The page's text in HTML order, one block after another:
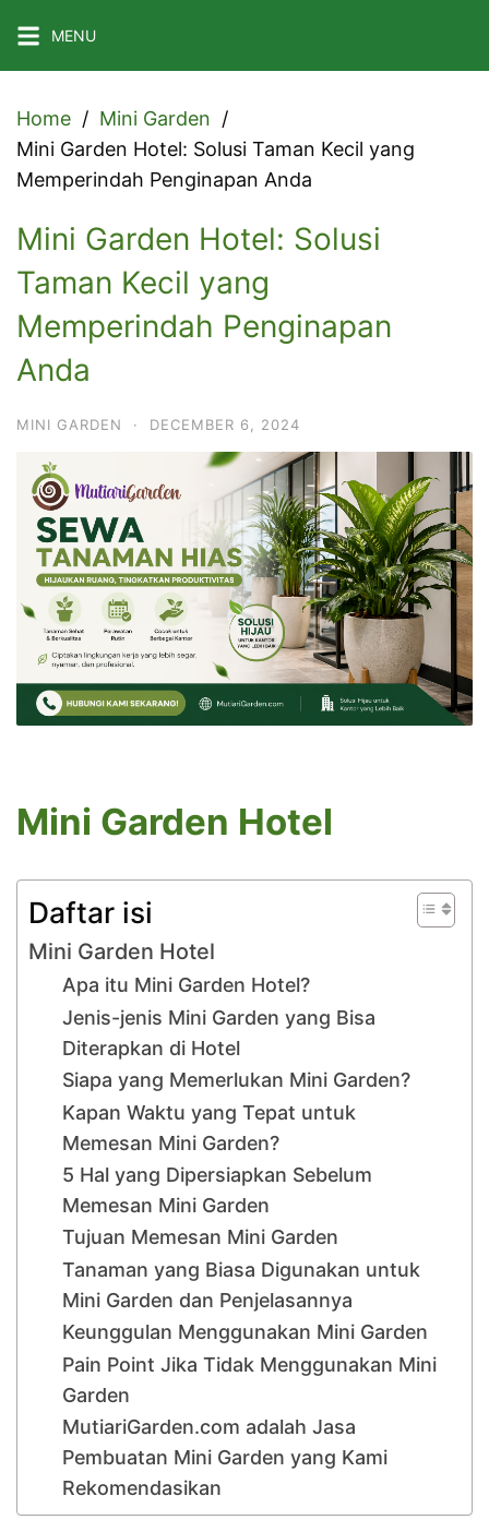
to
MENU
Home
Mini Garden
Mini Garden Hotel: Solusi Taman Kecil yang
Memperindah Penginapan Anda
Mini Garden Hotel: Solusi
Taman Kecil yang
Memperindah Penginapan
Anda
MINI GARDEN · DECEMBER 6, 2024
Mini Garden Hotel
Daftar isi
Mini Garden Hotel
Apa itu Mini Garden Hotel?
Jenis-jenis Mini Garden yang Bisa
Diterapkan di Hotel
Siapa yang Memerlukan Mini Garden?
Kapan Waktu yang Tepat untuk
Memesan Mini Garden?
5 Hal yang Dipersiapkan Sebelum
Memesan Mini Garden
Tujuan Memesan Mini Garden
Tanaman yang Biasa Digunakan untuk
Mini Garden dan Penjelasannya
Keunggulan Menggunakan Mini Garden
Pain Point Jika Tidak Menggunakan Mini
Garden
MutiariGarden.com adalah Jasa
Pembuatan Mini Garden yang Kami
Rekomendasikan